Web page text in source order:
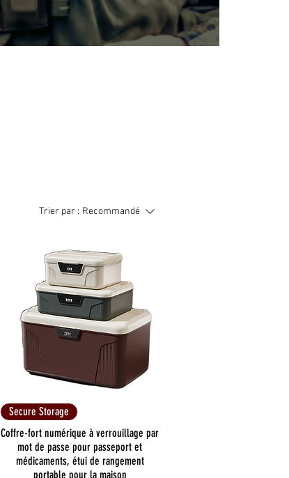
Trier par : Recommandé
Aperçu rapide
Secure Storage
Coffre-fort numérique à verrouillage par
mot de passe pour passeport et
médicaments, étui de rangement
portable pour la maison